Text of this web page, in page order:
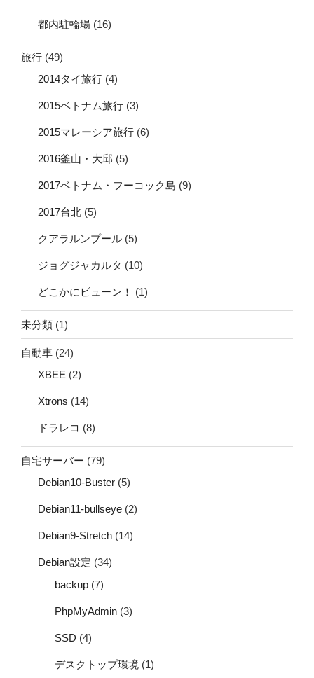
都内駐輪場 (16)
旅行 (49)
2014タイ旅行 (4)
2015ベトナム旅行 (3)
2015マレーシア旅行 (6)
2016釜山・大邱 (5)
2017ベトナム・フーコック島 (9)
2017台北 (5)
クアラルンプール (5)
ジョグジャカルタ (10)
どこかにビューン！ (1)
未分類 (1)
自動車 (24)
XBEE (2)
Xtrons (14)
ドラレコ (8)
自宅サーバー (79)
Debian10-Buster (5)
Debian11-bullseye (2)
Debian9-Stretch (14)
Debian設定 (34)
backup (7)
PhpMyAdmin (3)
SSD (4)
デスクトップ環境 (1)